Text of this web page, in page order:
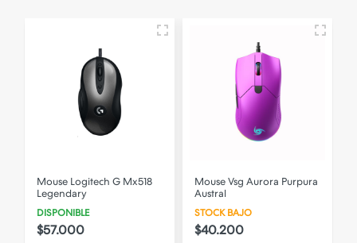
Mouse Logitech G Mx518
Legendary
DISPONIBLE
$57.000
Mouse Vsg Aurora Purpura
Austral
STOCK BAJO
$40.200